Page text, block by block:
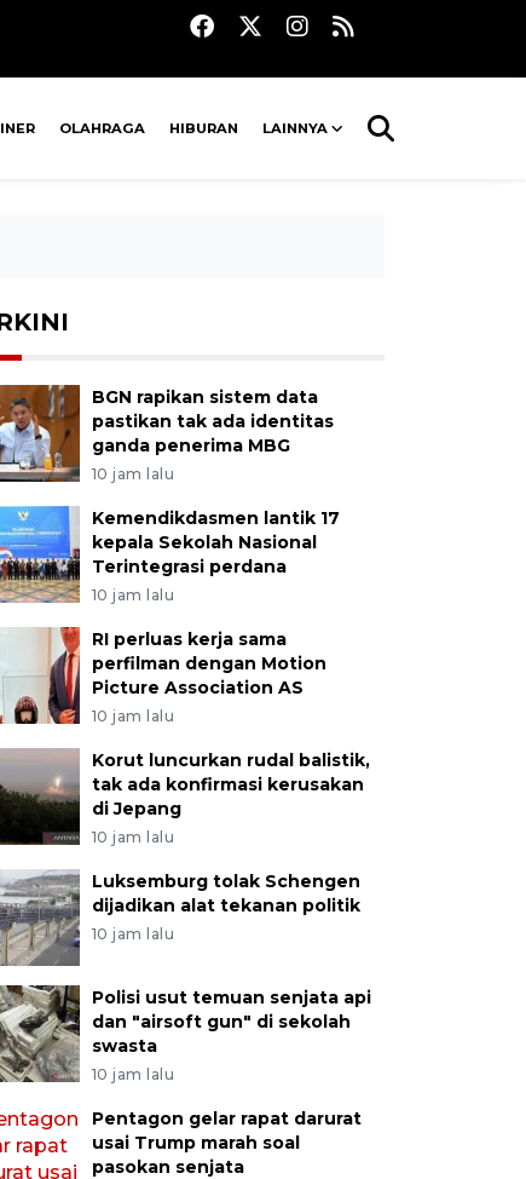
OLAHRAGA HIBURAN LAINNYA
BGN rapikan sistem data
pastikan tak ada identitas
ganda penerima MBG
10 jam lalu
Kemendikdasmen lantik 17
kepala Sekolah Nasional
Terintegrasi perdana
10 jam lalu
RI perluas kerja sama
perfilman dengan Motion
Picture Association AS
10 jam lalu
Korut luncurkan rudal balistik,
tak ada konfirmasi kerusakan
di Jepang
10 jam lalu
Luksemburg tolak Schengen
dijadikan alat tekanan politik
10 jam lalu
Polisi usut temuan senjata api
dan "airsoft gun" di sekolah
swasta
10 jam lalu
Pentagon gelar rapat darurat
usai Trump marah soal
pasokan senjata